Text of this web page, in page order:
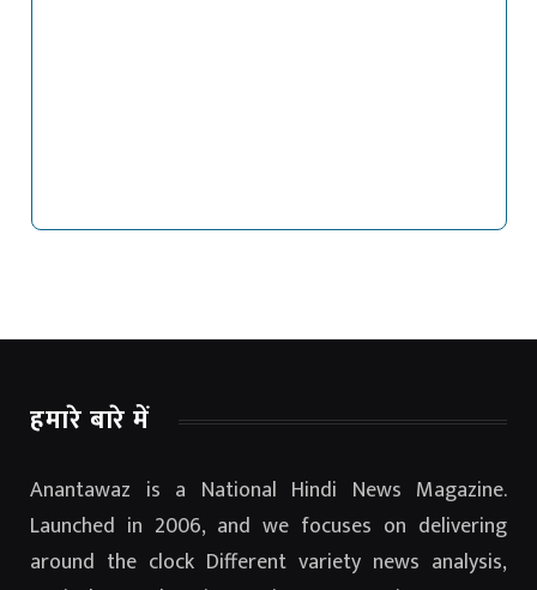
हमारे बारे में
Anantawaz is a National Hindi News Magazine.
Launched in 2006, and we focuses on delivering
around the clock Different variety news analysis,